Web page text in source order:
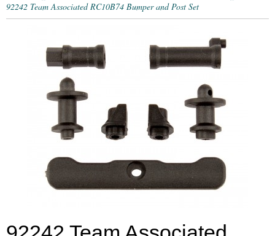
92242 Team Associated RC10B74 Bumper and Post Set